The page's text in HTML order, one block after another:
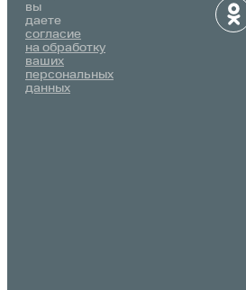
вы
даете
согласие
на обработку
ваших
персональных
данных